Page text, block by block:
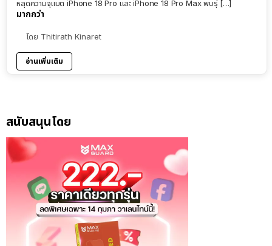
หลุดความจุแบต iPhone 18 Pro และ iPhone 18 Pro Max พบรุ่ […]
มากกว่า
โดย Thitirath Kinaret
อ่านเพิ่มเติม
สนับสนุนโดย